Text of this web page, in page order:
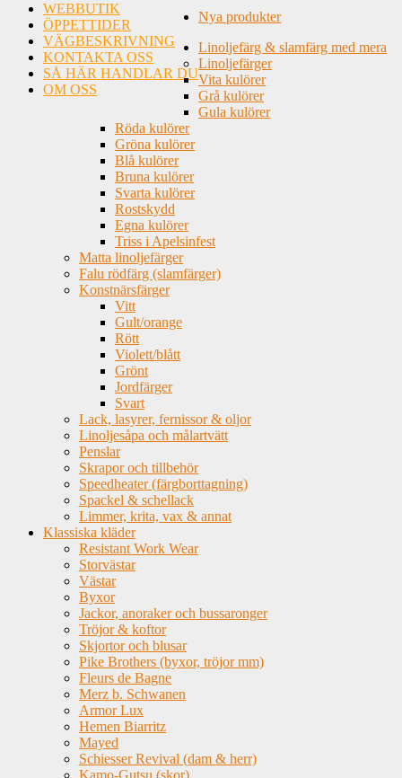
WEBBUTIK
ÖPPETTIDER
VÄGBESKRIVNING
KONTAKTA OSS
SÅ HÄR HANDLAR DU
OM OSS
Nya produkter
Linoljefärg & slamfärg med mera
Linoljefärger
Vita kulörer
Grå kulörer
Gula kulörer
Röda kulörer
Gröna kulörer
Blå kulörer
Bruna kulörer
Svarta kulörer
Rostskydd
Egna kulörer
Triss i Apelsinfest
Matta linoljefärger
Falu rödfärg (slamfärger)
Konstnärsfärger
Vitt
Gult/orange
Rött
Violett/blått
Grönt
Jordfärger
Svart
Lack, lasyrer, fernissor & oljor
Linoljesåpa och målartvätt
Penslar
Skrapor och tillbehör
Speedheater (färgborttagning)
Spackel & schellack
Limmer, krita, vax & annat
Klassiska kläder
Resistant Work Wear
Storvästar
Västar
Byxor
Jackor, anoraker och bussaronger
Tröjor & koftor
Skjortor och blusar
Pike Brothers (byxor, tröjor mm)
Fleurs de Bagne
Merz b. Schwanen
Armor Lux
Hemen Biarritz
Mayed
Schiesser Revival (dam & herr)